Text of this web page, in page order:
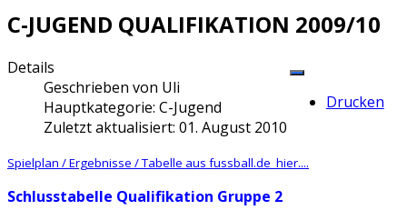
C-JUGEND QUALIFIKATION 2009/10
Drucken
Details
Geschrieben von Uli
Hauptkategorie: C-Jugend
Zuletzt aktualisiert: 01. August 2010
Spielplan / Ergebnisse / Tabelle aus fussball.de hier....
Schlusstabelle Qualifikation Gruppe 2